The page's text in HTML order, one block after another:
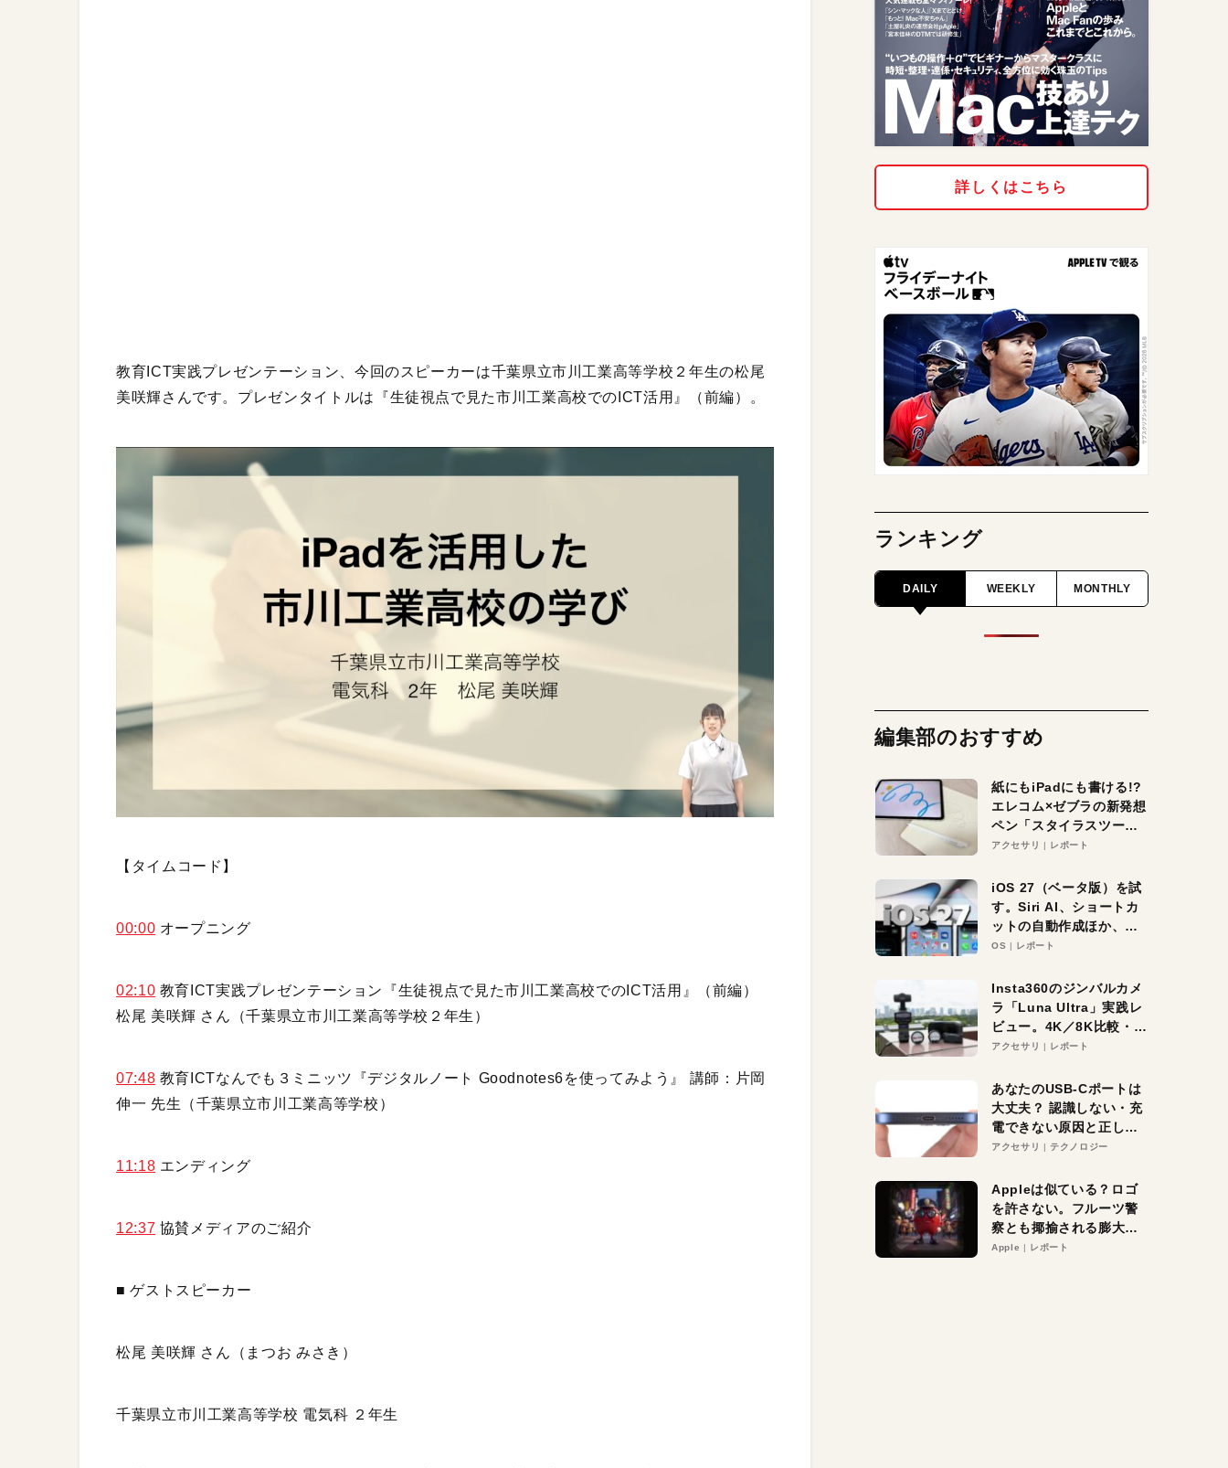
教育ICT実践プレゼンテーション、今回のスピーカーは千葉県立市川工業高等学校２年生の松尾
美咲輝さんです。プレゼンタイトルは『生徒視点で見た市川工業高校でのICT活用』（前編）。
【タイムコード】
00:00 オープニング
02:10 教育ICT実践プレゼンテーション『生徒視点で見た市川工業高校でのICT活用』（前編）
松尾 美咲輝 さん（千葉県立市川工業高等学校２年生）
07:48 教育ICTなんでも３ミニッツ『デジタルノート Goodnotes6を使ってみよう』 講師：片岡
伸一 先生（千葉県立市川工業高等学校）
11:18 エンディング
12:37 協賛メディアのご紹介
■ ゲストスピーカー
松尾 美咲輝 さん（まつお みさき）
千葉県立市川工業高等学校 電気科 ２年生
詳しくはこちら
ランキング
DAILY WEEKLY MONTHLY
編集部のおすすめ
紙にもiPadにも書ける!?
エレコム×ゼブラの新発想
ペン「スタイラスツーウ
ェイ」レビュー。持ち替
アクセサリ レポート
iOS 27（ベータ版）を試
す。Siri AI、ショートカ
ットの自動作成ほか、期
待大の便利機能5選。
る未来はすぐそこ！
OS レポート
Insta360のジンバルカメ
ラ「Luna Ultra」実践レ
ビュー。4K／8K比較・ズ
ーム・夜間撮影をチェッ
アクセサリ レポート
あなたのUSB-Cポートは
大丈夫？ 認識しない・充
電できない原因と正しい
対策
アクセサリ テクノロジー
Appleは似ている？ロゴ
を許さない。フルーツ警
察とも揶揄される膨大な
異議申し立て。対象は非
Apple レポート